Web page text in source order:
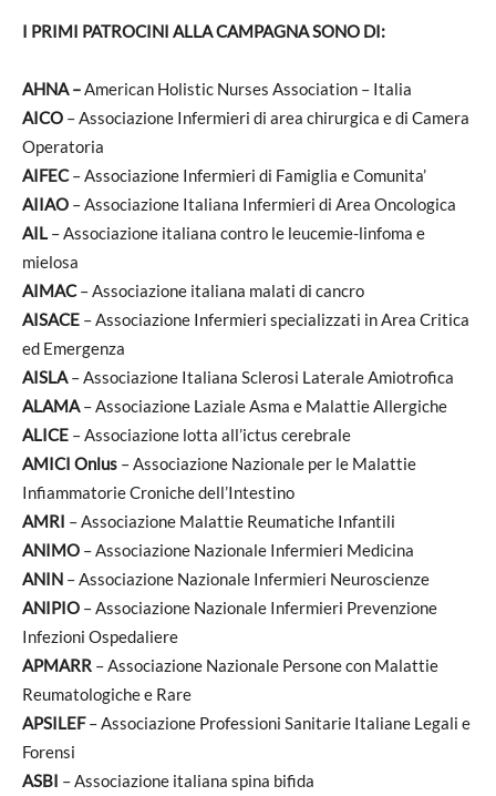
I PRIMI PATROCINI ALLA CAMPAGNA SONO DI:
AHNA –American Holistic Nurses Association – Italia
AICO – Associazione Infermieri di area chirurgica e di Camera
Operatoria
AIFEC– Associazione Infermieri di Famiglia e Comunita’
AIIAO – Associazione Italiana Infermieri di Area Oncologica
AIL – Associazione italiana contro le leucemie-linfoma e
mielosa
AIMAC– Associazione italiana malati di cancro
AISACE – Associazione Infermieri specializzati in Area Critica
ed Emergenza
AISLA– Associazione Italiana Sclerosi Laterale Amiotrofica
ALAMA– Associazione Laziale Asma e Malattie Allergiche
ALICE – Associazione lotta all’ictus cerebrale
AMICI Onlus – Associazione Nazionale per le Malattie
Infiammatorie Croniche dell’Intestino
AMRI – Associazione Malattie Reumatiche Infantili
ANIMO – Associazione Nazionale Infermieri Medicina
ANIN – Associazione Nazionale Infermieri Neuroscienze
ANIPIO – Associazione Nazionale Infermieri Prevenzione
Infezioni Ospedaliere
APMARR – Associazione Nazionale Persone con Malattie
Reumatologiche e Rare
APSILEF– Associazione Professioni Sanitarie Italiane Legali e
Forensi
ASBI – Associazione italiana spina bifida